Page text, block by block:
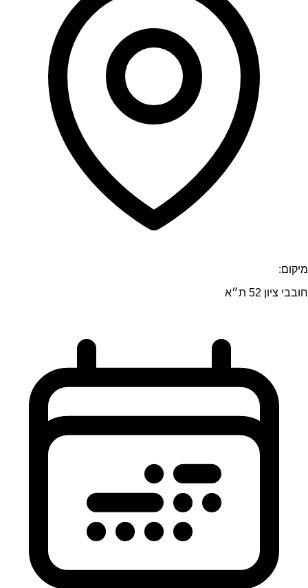
מיקום:
חובבי ציון 52 ת״א